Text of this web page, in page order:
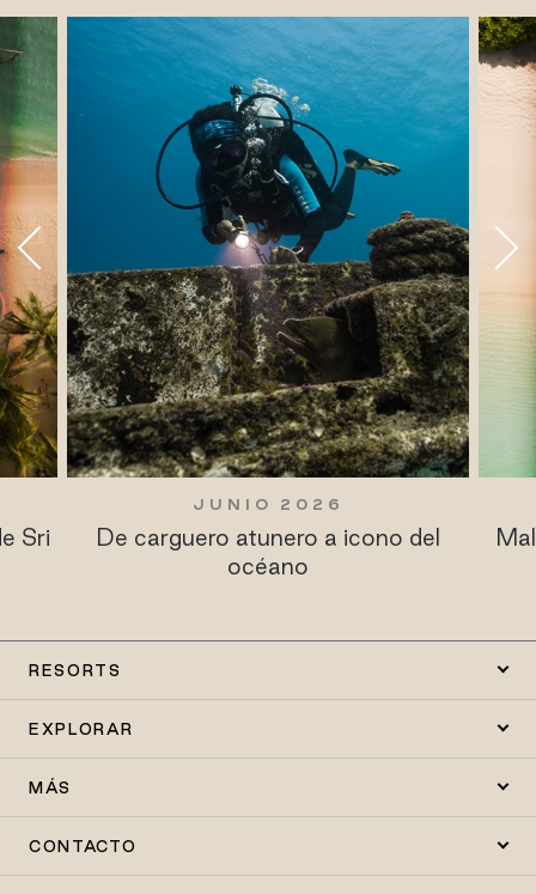
MARZO 2025
Maldives Resort Guide: Sun Siyam
Resorts
RESORTS
EXPLORAR
MÁS
CONTACTO